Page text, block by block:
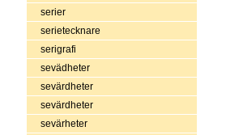
serier
serietecknare
serigrafi
sevädheter
sevärdheter
sevärdheter
sevärheter